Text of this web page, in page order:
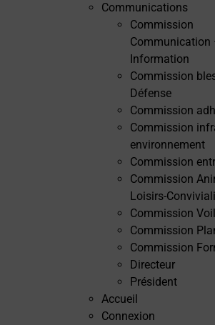
Communications
Commission
Communication
Information
Commission
Défense
Commission
Commission
environnement
Commission
Commission
Loisirs-
Commission
Commission
Commission
Directeur
Président
Accueil
Connexion